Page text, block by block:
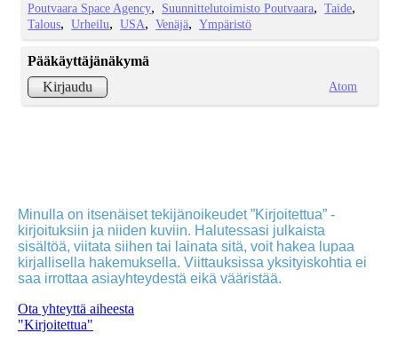
Poutvaara Space Agency
Suunnittelutoimisto Poutvaara
Taide
Talous
Urheilu USA Venäjä Ympäristö
Pääkäyttäjänäkymä
Kirjaudu
Atom
Minulla on itsenäiset tekijänoikeudet ”Kirjoitettua” -
kirjoituksiin ja niiden kuviin. Halutessasi julkaista
sisältöä, viitata siihen tai lainata sitä, voit hakea lupaa
kirjallisella hakemuksella. Viittauksissa yksityiskohtia ei
saa irrottaa asiayhteydestä eikä vääristää.
Ota yhteyttä aiheesta
"Kirjoitettua"